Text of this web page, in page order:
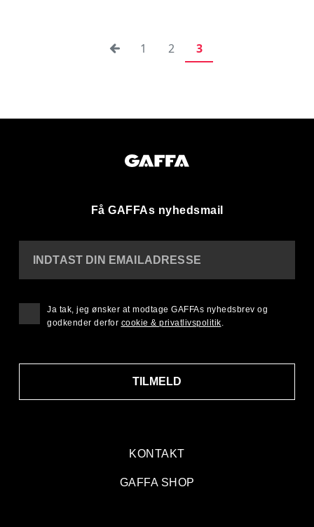
1 2 3
Få GAFFAs nyhedsmail
KONTAKT
GAFFA SHOP
INDTAST DIN EMAILADRESSE
TILMELD
Ja tak, jeg ønsker at modtage GAFFAs nyhedsbrev og
godkender derfor cookie & privatlivspolitik.